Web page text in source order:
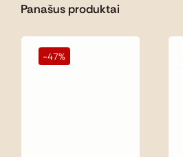
Panašus produktai
-47%